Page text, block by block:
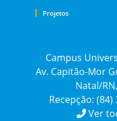
Projetos
Campus
Av. Capitão-Mor
Natal/
Recepção: (84)
Ver